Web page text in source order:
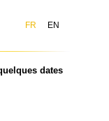
FR EN
dates